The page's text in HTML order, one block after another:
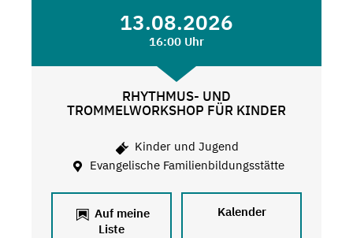
13.08.2026
16:00 Uhr
RHYTHMUS- UND
TROMMELWORKSHOP FÜR KINDER
Kinder und Jugend
Evangelische Familienbildungsstätte
Auf meine
Liste
Kalender